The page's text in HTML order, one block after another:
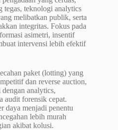
tegas, teknologi analytics
melibatkan publik, serta
integritas. Fokus pada
asimetri, insentif
intervensi lebih efektif
paket (lotting) yang
dan reverse auction,
analytics,
audit forensik cepat.
daya menjadi penentu
lebih murah
akibat kolusi.